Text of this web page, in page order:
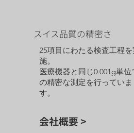
スイス品質の精密さ
25項目にわたる検査工程
施。
医療機器と同じ0.001g単位
の精密な測定を行っていま
す。
会社概要 >